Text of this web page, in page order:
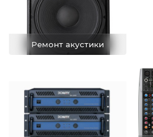
Ремонт акустики